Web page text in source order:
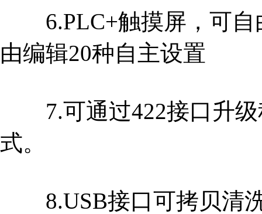
6.PLC+触摸屏，可自
由编辑20种自主设置
7.可通过422接口升级
式。
8.USB接口可拷贝清